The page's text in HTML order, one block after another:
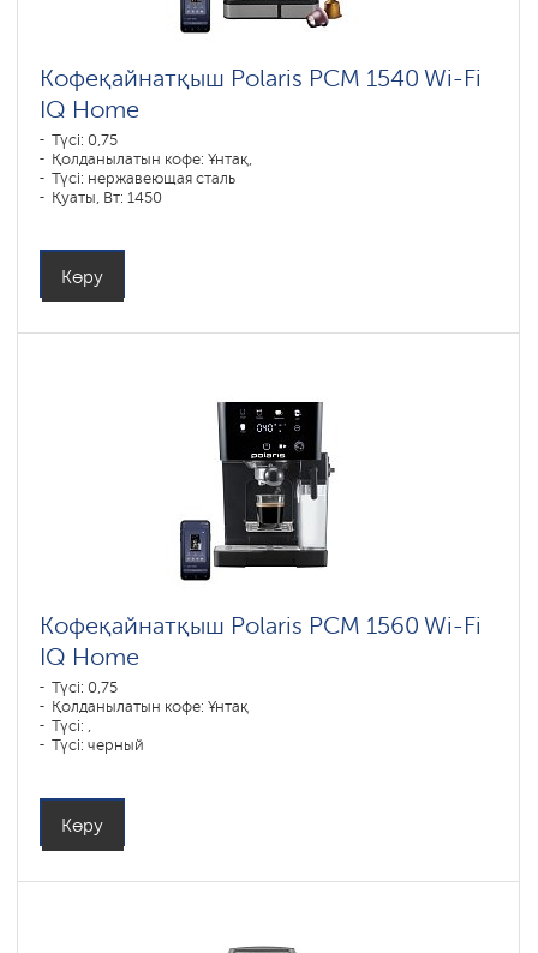
Кофеқайнатқыш Polaris PCM 1540 Wi-Fi
IQ Home
Түсі: 0,75
Қолданылатын кофе: Ұнтақ,
Түсі: нержавеющая сталь
Қуаты, Вт: 1450
Көру
Кофеқайнатқыш Polaris PCM 1560 Wi-Fi
IQ Home
Түсі: 0,75
Қолданылатын кофе: Ұнтақ
Түсі: ,
Түсі: черный
Көру